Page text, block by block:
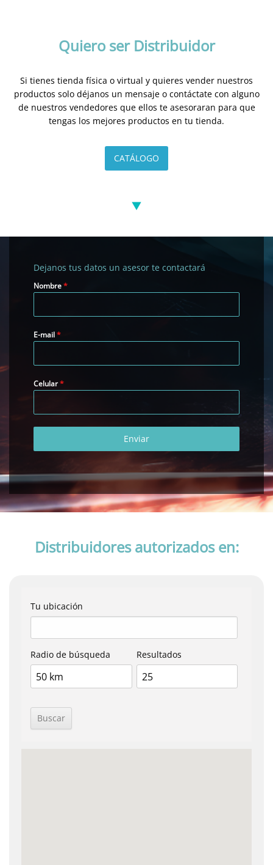
Quiero ser Distribuidor
Si tienes tienda física o virtual y quieres vender nuestros
productos solo déjanos un mensaje o contáctate con alguno
de nuestros vendedores que ellos te asesoraran para que
tengas los mejores productos en tu tienda.
CATÁLOGO
Dejanos tus datos un asesor te contactará
Nombre*
E-mail*
Celular*
Enviar
Distribuidores autorizados en:
Tu ubicación
Radio de búsqueda Resultados